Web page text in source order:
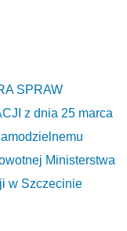
SPRAW
z dnia 25 marca
Ministerstwa
w Szczecinie